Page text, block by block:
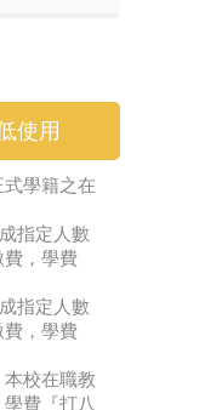
使用
學籍之在
指定人數
，學費
指定人數
，學費
校在職教
費『打八